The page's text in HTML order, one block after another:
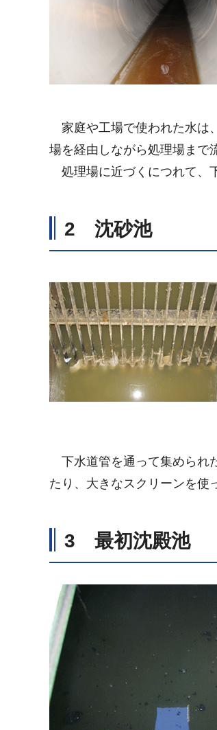
家庭や工場で使われた水は
場を経由しながら処理場まで
処理場に近づくにつれて、
2 沈砂池
下水道管を通って集められ
たり、大きなスクリーンを使
3 最初沈殿池